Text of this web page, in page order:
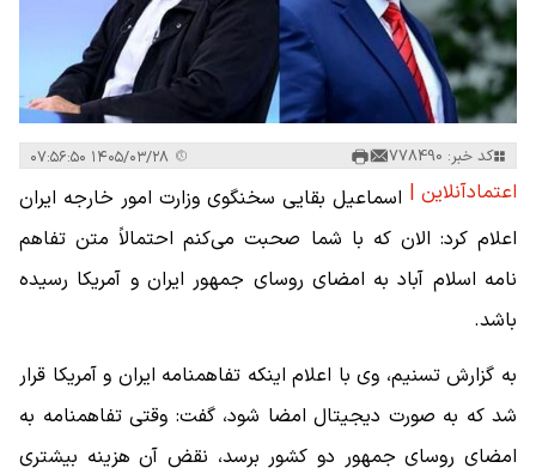
کد خبر: 778490
اعتمادآنلاین | اسماعیل بقایی سخنگوی وزارت امور خارجه ایران
اعلام کرد‌: الان که با شما صحبت می‌کنم احتمالاً متن تفاهم
نامه اسلام آباد به امضای روسای جمهور ایران و آمریکا رسیده
باشد.
به گزارش تسنیم، وی با اعلام اینکه تفاهمنامه ایران و آمریکا قرار
شد که به صورت دیجیتال امضا شود، گفت: وقتی تفاهمنامه به
امضای روسای جمهور دو کشور برسد، نقض آن هزینه بیشتری